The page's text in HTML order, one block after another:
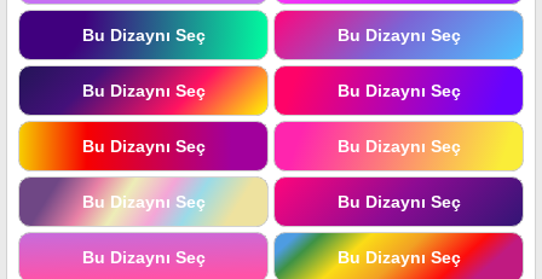
Bu Dizaynı Seç Bu Dizaynı Seç
Bu Dizaynı Seç Bu Dizaynı Seç
Bu Dizaynı Seç Bu Dizaynı Seç
Bu Dizaynı Seç Bu Dizaynı Seç
Bu Dizaynı Seç Bu Dizaynı Seç